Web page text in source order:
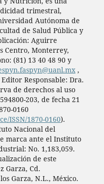
trimestral,
Autónoma de
de Salud Pública y
Aguirre
Centro, Monterrey,
(81) 13 40 48 90 y
,
Responsable: Dra.
de derechos al uso
203, de fecha 21
0160
ISSN/1870-0160).
Nacional del
marca ante el Instituto
No. 1,183,059.
de este
Garza, Cd.
Garza, N.L., México.